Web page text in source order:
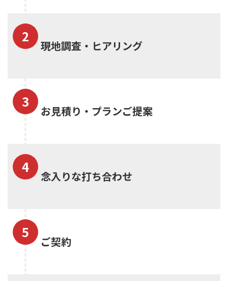
現地調査・ヒアリング
お見積り・プランご提案
念入りな打ち合わせ
ご契約